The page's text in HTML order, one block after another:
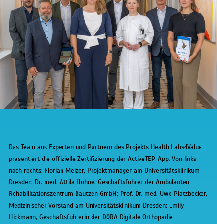
Das Team aus Experten und Partnern des Projekts Health Labs4Value
präsentiert die offizielle Zertifizierung der ActiveTEP-App. Von links
nach rechts: Florian Melzer, Projektmanager am Universitätsklinikum
Dresden; Dr. med. Attila Höhne, Geschäftsführer der Ambulanten
Rehabilitationszentrum Bautzen GmbH; Prof. Dr. med. Uwe Platzbecker,
Medizinischer Vorstand am Universitätsklinikum Dresden; Emily
Hickmann, Geschäftsführerin der DORA Digitale Orthopädie